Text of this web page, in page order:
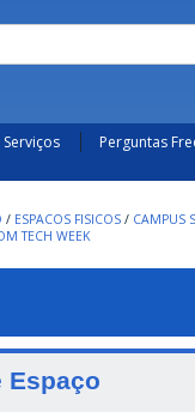
Serviços Perguntas
/ ESPACOS FISICOS / CAMPUS
TECH WEEK
Espaço